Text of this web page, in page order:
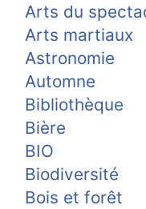
Arts du
Arts martiaux
Astronomie
Automne
Bibliothèque
Bière
BIO
Biodiversité
Bois et forêt